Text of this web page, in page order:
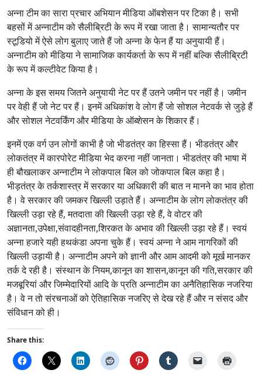
अन्ना टीम का सारा प्रचार अभियान मीडिया ऑबशेसन पर टिका है। सभी
बहसों में अन्नाटीम को सैलीब्रिटी के रूप में रखा जाता है। सामान्यतौर पर
स्टूडियो में ऐसे लोग बुलाए जाते हैं जो अन्ना के फेन हैं या अनुयायी हैं।
अन्नाटीम को मीडिया ने सामाजिक कार्यकर्ता के रूप में नहीं बल्कि सैलीब्रिटी
के रूप में कल्टीवेट किया है।
अन्ना के इस समय जितने अनुयायी नेट पर हैं उतने जमीन पर नहीं है। जमीन
पर वेही हैं जो नेट पर हैं। इनमें अधिकांश वे लोग हैं जो सोशल नेटवर्क से जुड़े हैं
और सोशल नेटवर्किंग और मीडिया के ऑब्शेसन के शिकार हैं।
इनमें एक वर्ग उन लोगों काभी है जो भीडतंत्र का हिस्सा हैं। भीडतंत्र और
लोकतंत्र में कारपोरेट मीडिया भेद करना नहीं जानता। भीडतंत्र की भाषा में
ही बौखलाकर अन्नाटीम ने लोकपाल बिल को जोकपाल बिल कहा है।
भीड़तंत्र के तर्कशास्त्र में सरकार या अधिकारी की बात न मानने का भाव होता
है। वे सरकार की जमकर खिल्ली उड़ाते हैं। अन्नाटीम के लोग लोकतंत्र की
खिल्ली उड़ा रहे हैं, मतदाता की खिल्ली उड़ा रहे हैं, वे वोटर की
अज्ञानता,उपेक्षा,संवादहीनता,शिरकत के अभाव की खिल्ली उड़ा रहे हैं। स्वयं
अन्ना हजारे यही हथकंडा अपना चुके हैं। स्वयं अन्ना ने आम नागरिकों की
खिल्ली उड़ायी है। अन्नाटीम अपने को ज्ञानी और आम आदमी को मूर्ख मानकर
तर्क दे रही है। संस्थान के नियम,कानून का शासन,कानून की गति,सरकार की
मजबूरियां और जिम्मेदारियों आदि के प्रति अन्नाटीम का अनैतिहासिक नजरिया
है। वे न तो संरचनाओं को ऐतिहासिक नजरिए से देख रहे हैं और न संसद और
संविधान को ही।
Share this: